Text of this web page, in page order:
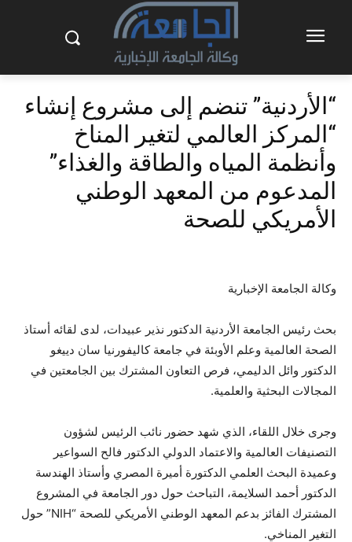
“الأردنية” تنضم إلى مشروع إنشاء
“المركز العالمي لتغير المناخ
وأنظمة المياه والطاقة والغذاء”
المدعوم من المعهد الوطني
الأمريكي للصحة
وكالة الجامعة الإخبارية
بحث رئيس الجامعة الأردنية الدكتور نذير عبيدات، لدى لقائه أستاذ
الصحة العالمية وعلم الأوبئة في جامعة كاليفورنيا سان دييغو
الدكتور وائل الدليمي، فرص التعاون المشترك بين الجامعتين في
المجالات البحثية والعلمية.
وجرى خلال اللقاء، الذي شهد حضور نائب الرئيس لشؤون
التصنيفات العالمية والاعتماد الدولي الدكتور فالح السواعير
وعميدة البحث العلمي الدكتورة أميرة المصري وأستاذ الهندسة
الدكتور أحمد السلايمة، التباحث حول دور الجامعة في المشروع
المشترك الفائز بدعم المعهد الوطني الأمريكي للصحة “NIH” حول
التغير المناخي.